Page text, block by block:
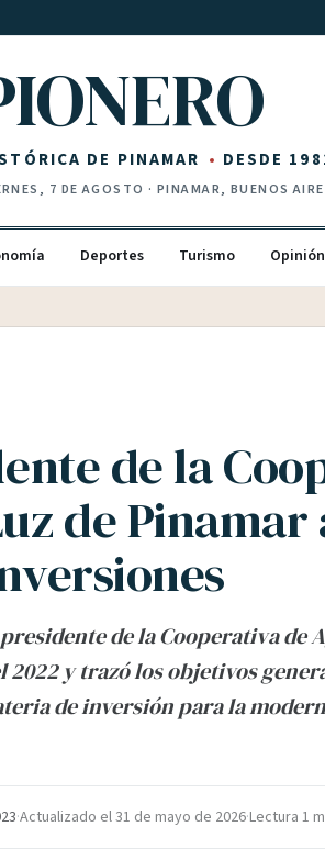
DE PINAMAR DESDE
7 DE AGOSTO · PINAMAR, BUENOS
Deportes Turismo Opinión
de la
de
de la Cooperativa de
2022 y trazó los objetivos
de inversión para la
·Actualizado el31 de mayo de 2026·Lectura 1